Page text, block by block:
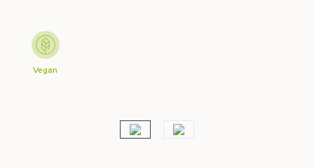
Vegan